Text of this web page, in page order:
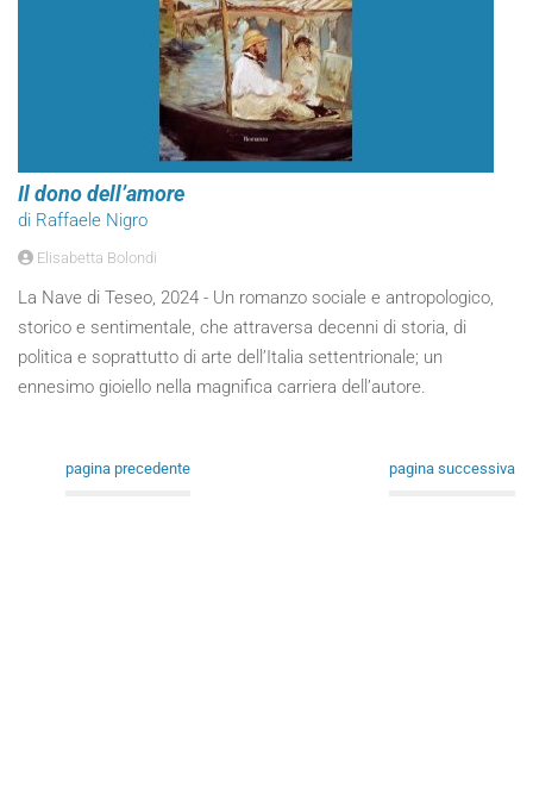
Il dono dell’amore
di Raffaele Nigro
Elisabetta Bolondi
La Nave di Teseo, 2024 - Un romanzo sociale e antropologico,
storico e sentimentale, che attraversa decenni di storia, di
politica e soprattutto di arte dell’Italia settentrionale; un
ennesimo gioiello nella magnifica carriera dell’autore.
pagina precedente pagina successiva